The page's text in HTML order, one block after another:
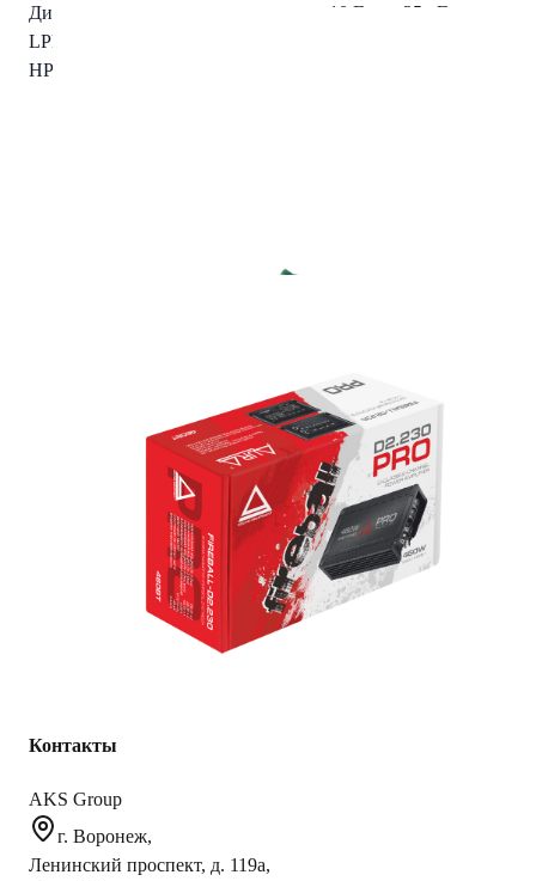
Диапазон воспроизводимых частот: 10 Гц — 25 кГц
LPF (ФНЧ): 50 Гц — 8 кГц
HPF (ФНЧ): 50 Гц — 8 кГц
Количество каналов2
Класс D
Режим (master/slave)Да
Бизнес для бизнеса
Контакты
AKS Group
г. Воронеж,
Ленинский проспект, д. 119а,